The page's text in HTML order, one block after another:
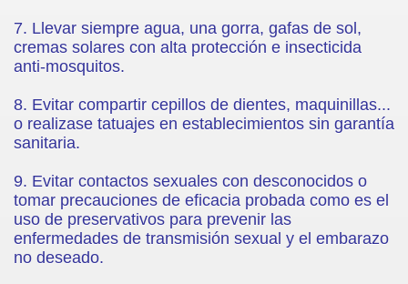
7. Llevar siempre agua, una gorra, gafas de sol,
cremas solares con alta protección e insecticida
anti-mosquitos.
8. Evitar compartir cepillos de dientes, maquinillas...
o realizase tatuajes en establecimientos sin garantía
sanitaria.
9. Evitar contactos sexuales con desconocidos o
tomar precauciones de eficacia probada como es el
uso de preservativos para prevenir las
enfermedades de transmisión sexual y el embarazo
no deseado.